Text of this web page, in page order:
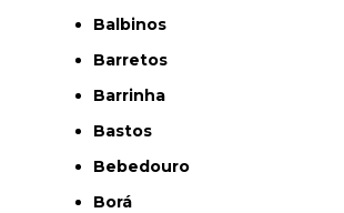
Balbinos
Barretos
Barrinha
Bastos
Bebedouro
Borá